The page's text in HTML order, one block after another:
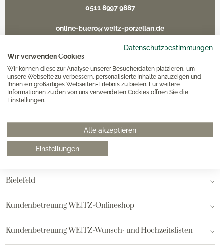
Datenschutzbestimmungen
Wir verwenden Cookies
Wir können diese zur Analyse unserer Besucherdaten platzieren, um
unsere Webseite zu verbessern, personalisierte Inhalte anzuzeigen und
Ihnen ein großartiges Webseiten-Erlebnis zu bieten. Für weitere
Informationen zu den von uns verwendeten Cookies öffnen Sie die
Einstellungen.
Alle akzeptieren
Einstellungen
0511 8997 9887
online-buero@weitz-porzellan.de
Unsere Häuser
Hannover
Hamburg am Neuen Wall
Hamburg AEZ
Bielefeld
Kundenbetreuung WEITZ-Onlineshop
Kundenbetreuung WEITZ-Wunsch- und Hochzeitslisten